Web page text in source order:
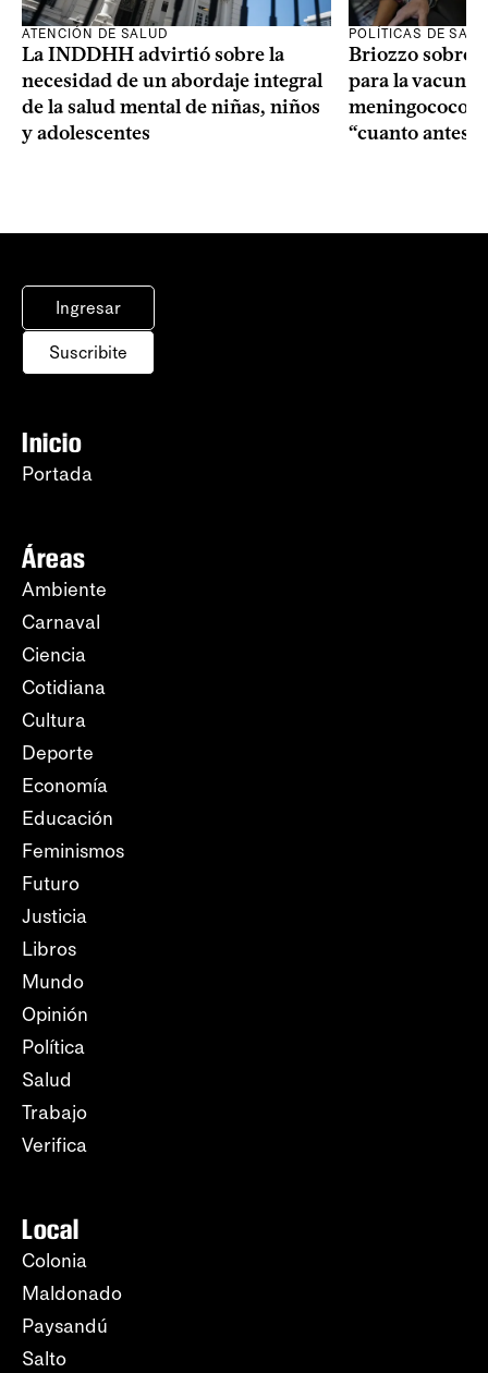
ATENCIÓN DE SALUD
La INDDHH advirtió sobre la
necesidad de un abordaje integral
de la salud mental de niñas, niños
y adolescentes
POLÍTICAS DE
Briozzo sobre
para la vacuna
meningococo:
“cuanto antes
Ingresar
Suscribite
Inicio
Portada
Áreas
Ambiente
Carnaval
Ciencia
Cotidiana
Cultura
Deporte
Economía
Educación
Feminismos
Futuro
Justicia
Libros
Mundo
Opinión
Política
Salud
Trabajo
Verifica
Local
Colonia
Maldonado
Paysandú
Salto